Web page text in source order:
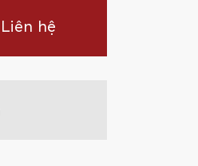
Liên hệ